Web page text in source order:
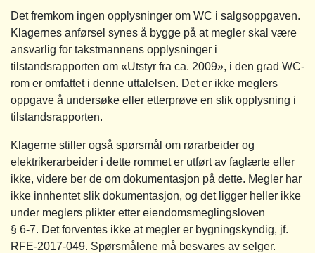
Det fremkom ingen opplysninger om WC i salgsoppgaven.
Klagernes anførsel synes å bygge på at megler skal være
ansvarlig for takstmannens opplysninger i
tilstandsrapporten om «Utstyr fra ca. 2009», i den grad WC-
rom er omfattet i denne uttalelsen. Det er ikke meglers
oppgave å undersøke eller etterprøve en slik opplysning i
tilstandsrapporten.
Klagerne stiller også spørsmål om rørarbeider og
elektrikerarbeider i dette rommet er utført av faglærte eller
ikke, videre ber de om dokumentasjon på dette. Megler har
ikke innhentet slik dokumentasjon, og det ligger heller ikke
under meglers plikter etter eiendomsmeglingsloven
§ 6-7. Det forventes ikke at megler er bygningskyndig, jf.
RFE-2017-049. Spørsmålene må besvares av selger.